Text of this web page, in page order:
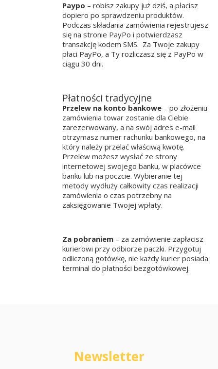
Paypo – robisz zakupy już dziś, a płacisz
dopiero po sprawdzeniu produktów.
Podczas składania zamówienia rejestrujesz
się na stronie PayPo i potwierdzasz
transakcję kodem SMS. Za Twoje zakupy
płaci PayPo, a Ty rozliczasz się z PayPo w
ciągu 30 dni.
Płatności tradycyjne
Przelew na konto bankowe – po złożeniu
zamówienia towar zostanie dla Ciebie
zarezerwowany, a na swój adres e-mail
otrzymasz numer rachunku bankowego, na
który należy przelać właściwą kwotę.
Przelew możesz wysłać ze strony
internetowej swojego banku, w placówce
banku lub na poczcie. Wybieranie tej
metody wydłuży całkowity czas realizacji
zamówienia o czas potrzebny na
zaksięgowanie Twojej wpłaty.
Za pobraniem – za zamówienie zapłacisz
kurierowi przy odbiorze paczki. Przygotuj
odliczoną gotówkę, nie każdy kurier posiada
terminal do płatności bezgotówkowej.
Newsletter